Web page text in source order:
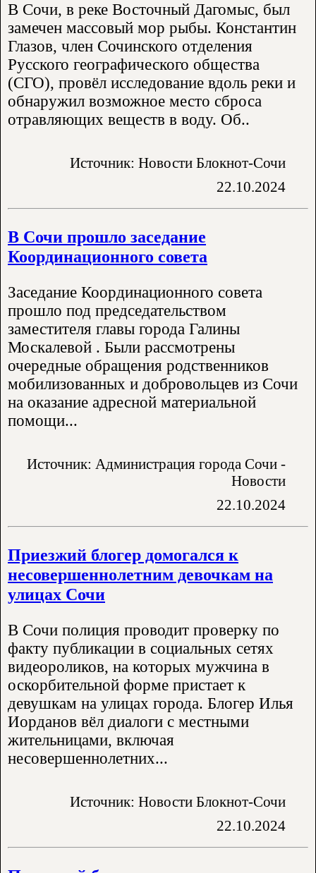
В Сочи, в реке Восточный Дагомыс, был
замечен массовый мор рыбы. Константин
Глазов, член Сочинского отделения
Русского географического общества
(СГО), провёл исследование вдоль реки и
обнаружил возможное место сброса
отравляющих веществ в воду. Об..
Источник: Новости Блокнот-Сочи
22.10.2024
В Сочи прошло заседание
Координационного совета
Заседание Координационного совета
прошло под председательством
заместителя главы города Галины
Москалевой . Были рассмотрены
очередные обращения родственников
мобилизованных и добровольцев из Сочи
на оказание адресной материальной
помощи...
Источник: Администрация города Сочи -
Новости
22.10.2024
Приезжий блогер домогался к
несовершеннолетним девочкам на
улицах Сочи
В Сочи полиция проводит проверку по
факту публикации в социальных сетях
видеороликов, на которых мужчина в
оскорбительной форме пристает к
девушкам на улицах города. Блогер Илья
Иорданов вёл диалоги с местными
жительницами, включая
несовершеннолетних...
Источник: Новости Блокнот-Сочи
22.10.2024